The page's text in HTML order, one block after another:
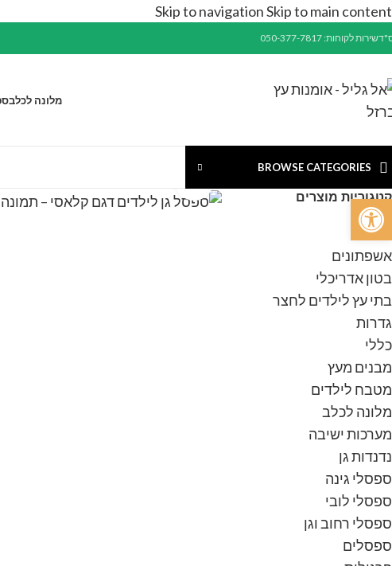
Skip to navigationSkip to main content
שירות לקוחות: 050-377-7817
מלונה לכלב
BROWSE CATEGORIES
קטגוריות מוצרים
אדניות
אשפתונים
בטון אדריכלי
בתי עץ לילדים לחצר
גדרות
כללי
מבנים מעץ
מטבח לילדים
מלונה לכלב
מערכות ישיבה
נדנדות גן
ספסלי גינה
ספסלי לובי
ספסלי רחוב וגן
ספסלים
פתח סרגל נגישות